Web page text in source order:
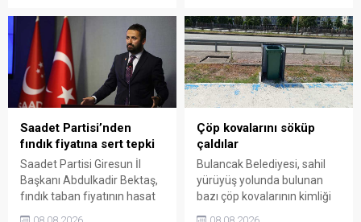
bölgede kısa süreli panik
yaşanırken polis geniş çaplı
soruşturma başlattı.
Valiliği, Tarım ve Orman İl
Müdürlüğü ile ilgili kurumları
denetime çağırdı. Akdoğan,
yüzde 50’ye ulaşan fiyat
farklarının araştırılması
gerektiğini söyledi.
Saadet Partisi’nden
fındık fiyatına sert tepki
Saadet Partisi Giresun İl
Başkanı Abdulkadir Bektaş,
fındık taban fiyatının hasat
Çöp kovalarını söküp
çaldılar
Bulancak Belediyesi, sahil
yürüyüş yolunda bulunan
bazı çöp kovalarının kimliği